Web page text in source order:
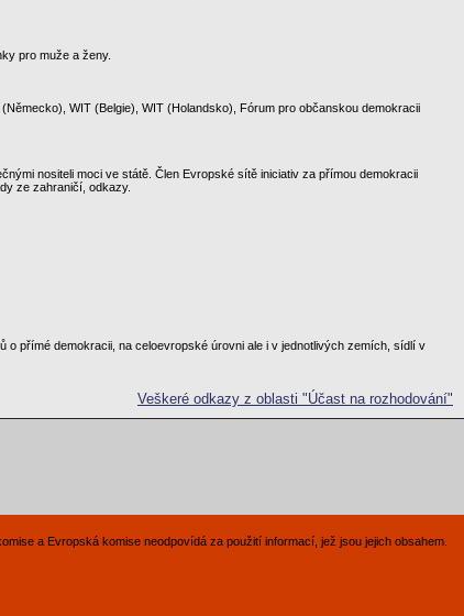
pro muže a ženy.
WIT (Belgie), WIT (Holandsko), Fórum pro občanskou demokracii
nositeli moci ve státě. Člen Evropské sítě iniciativ za přímou demokracii
ze zahraničí, odkazy.
přímé demokracii, na celoevropské úrovni ale i v jednotlivých zemích, sídlí v
Veškeré odkazy z oblasti "Účast na rozhodování"
a Evropská komise neodpovídá za použití informací, jež jsou jejich obsahem.